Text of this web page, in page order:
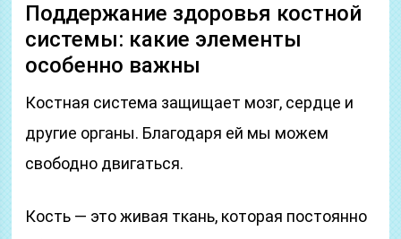
Поддержание здоровья костной
системы: какие элементы
особенно важны
Костная система защищает мозг, сердце и
другие органы. Благодаря ей мы можем
свободно двигаться.
Кость — это живая ткань, которая постоянно